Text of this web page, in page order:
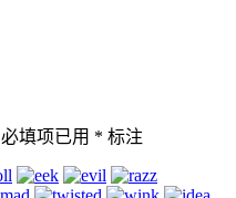
必填项已用 * 标注